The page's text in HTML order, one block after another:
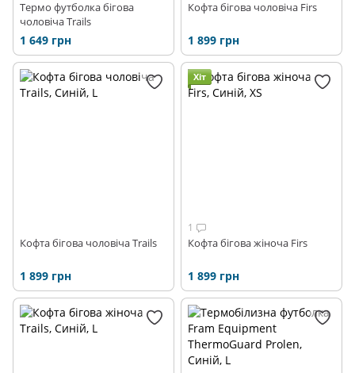
Термо футболка бігова
чоловіча Trails
1 649 грн
Кофта бігова чоловіча Firs
1 899 грн
Кофта бігова чоловіча Trails
1 899 грн
Хіт
1
Кофта бігова жіноча Firs
1 899 грн